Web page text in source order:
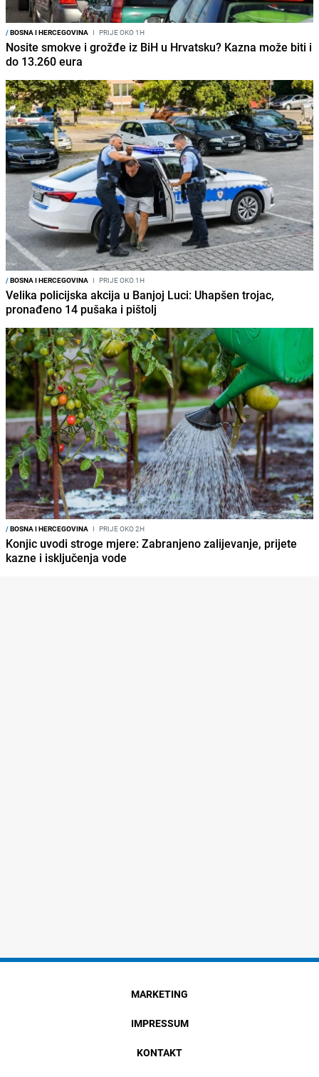
/BOSNA I HERCEGOVINA I PRIJE OKO 1H
Nosite smokve i grožđe iz BiH u Hrvatsku? Kazna može biti i
do 13.260 eura
/BOSNA I HERCEGOVINA I PRIJE OKO 1H
Velika policijska akcija u Banjoj Luci: Uhapšen trojac,
pronađeno 14 pušaka i pištolj
/BOSNA I HERCEGOVINA I PRIJE OKO 2H
Konjic uvodi stroge mjere: Zabranjeno zalijevanje, prijete
kazne i isključenja vode
MARKETING
IMPRESSUM
KONTAKT